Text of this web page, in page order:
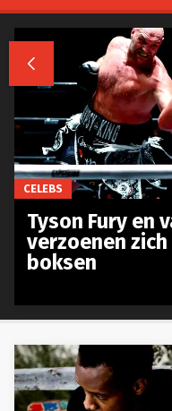

CELEBS
Tyson Fury en
verzoenen
boksen